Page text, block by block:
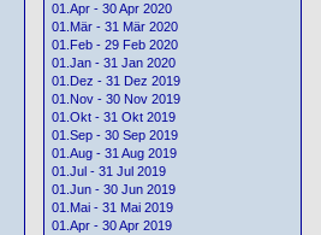
01.Apr - 30 Apr 2020
01.Mär - 31 Mär 2020
01.Feb - 29 Feb 2020
01.Jan - 31 Jan 2020
01.Dez - 31 Dez 2019
01.Nov - 30 Nov 2019
01.Okt - 31 Okt 2019
01.Sep - 30 Sep 2019
01.Aug - 31 Aug 2019
01.Jul - 31 Jul 2019
01.Jun - 30 Jun 2019
01.Mai - 31 Mai 2019
01.Apr - 30 Apr 2019